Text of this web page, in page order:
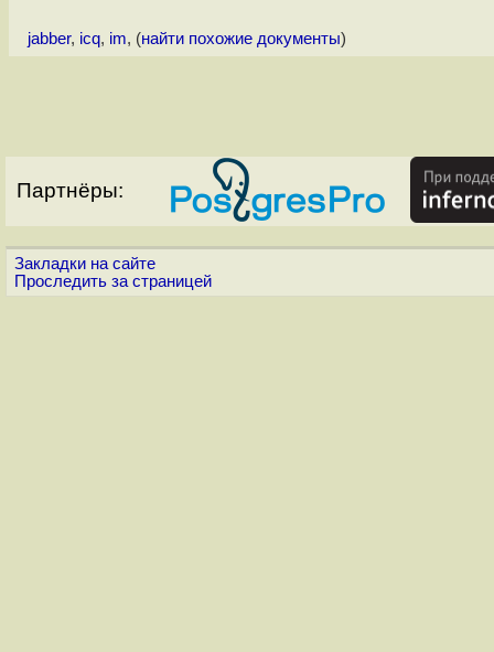
jabber, icq, im, (найти похожие документы)
Партнёры:
Закладки на сайте
Проследить за страницей